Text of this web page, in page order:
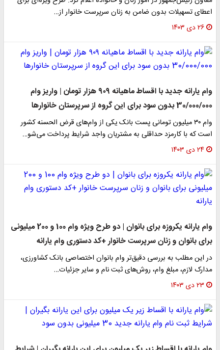
اعطای تسهیلات بدون ضامن به زنان سرپرست خانوار از…
۲۶ دی ۱۴۰۳
وام یارانه جدید با اقساط ماهیانه ۹۰۹ هزار تومان | واریز وام
30/000/000 بدون سود برای این گروه از سرپرستان خانوارها
وام ۳۰ میلیون تومانی پست بانک یکی از وام‌های قرض الحسنه کشور
است که با کارمزد حداقلی به مشتریان واجد شرایط پرداخت می‌شو…
۲۴ دی ۱۴۰۳
وام یارانه یکروزه برای بانوان | دو طرح ویژه وام 100 و 200 میلیونی
برای بانوان و زنان سرپرست خانوار +کد دستوری وام یارانه
در این مطلب به بررسی دقیق‌تر وام‌ بانوان اختصاصی بانک کشاورزی،
مدارک لازم، مبلغ وام، روش‌های ثبت نام و سایر جزئیات…
۲۳ دی ۱۴۰۳